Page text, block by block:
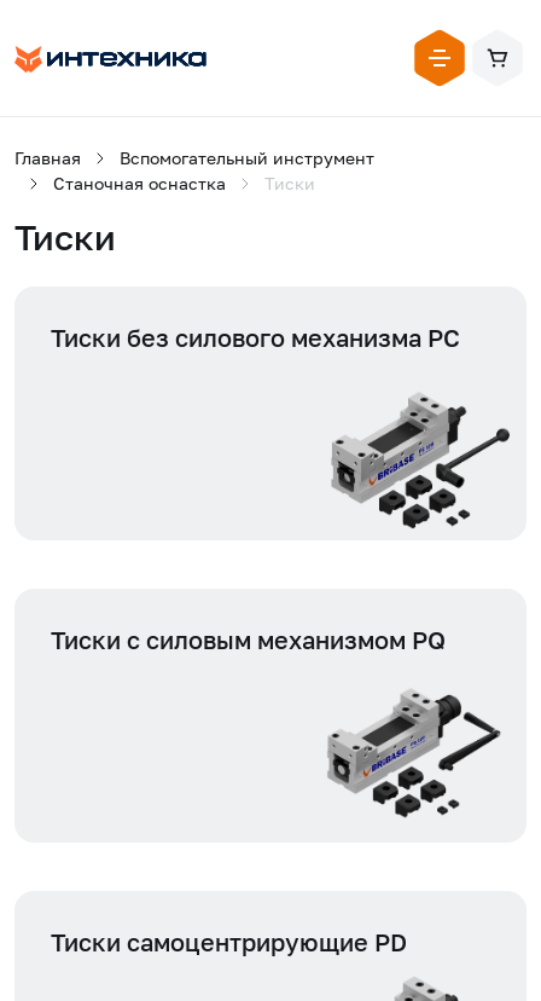
Главная
Вспомогательный инструмент
Станочная оснастка
Тиски
Тиски
Тиски без силового механизма PC
Тиски с силовым механизмом PQ
Тиски самоцентрирующие PD